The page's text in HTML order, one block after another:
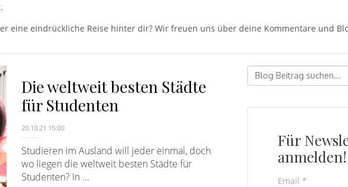
eine eindrückliche Reise hinter dir? Wir freuen uns über deine Kommentare und
Die weltweit besten Städte
für Studenten
20.10.21 15:00
Studieren im Ausland will jeder einmal, doch
wo liegen die weltweit besten Städte für
Studenten? In ...
Dies ist ein
Für
anmelden!
Email *